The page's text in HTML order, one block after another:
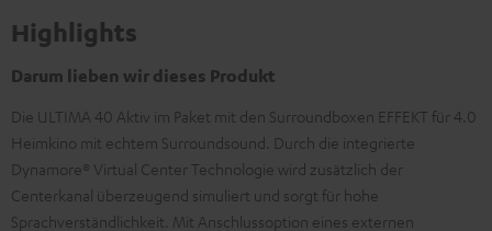
Highlights
Darum lieben wir dieses Produkt
Die ULTIMA 40 Aktiv im Paket mit den Surroundboxen EFFEKT für 4.0
Heimkino mit echtem Surroundsound. Durch die integrierte
Dynamore® Virtual Center Technologie wird zusätzlich der
Centerkanal überzeugend simuliert und sorgt für hohe
Sprachverständlichkeit. Mit Anschlussoption eines externen